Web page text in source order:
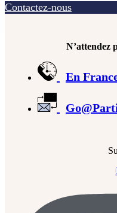
Contactez-nous
N’attendez
En